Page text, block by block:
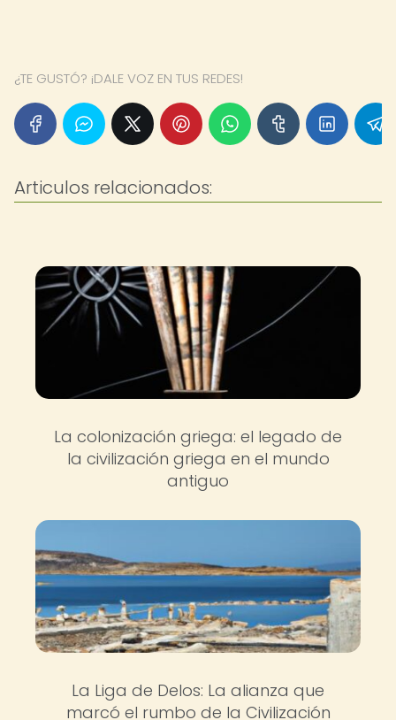
¿TE GUSTÓ? ¡DALE VOZ EN TUS REDES!
Articulos relacionados:
La colonización griega: el legado de
la civilización griega en el mundo
antiguo
La Liga de Delos: La alianza que
marcó el rumbo de la Civilización